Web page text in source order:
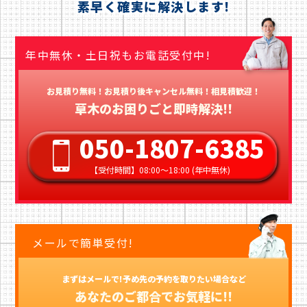
素早く確実に解決します!
年中無休・土日祝もお電話受付中!
お見積り無料！お見積り後キャンセル無料！相見積歓迎！
草木のお困りごと即時解決!!
050-1807-6385
【受付時間】08:00〜18:00 (年中無休)
メールで簡単受付!
まずはメールで!予め先の予約を取りたい場合など
あなたのご都合でお気軽に!!